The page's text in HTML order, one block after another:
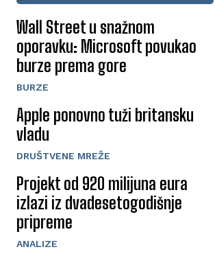
Wall Street u snažnom
oporavku: Microsoft povukao
burze prema gore
BURZE
Apple ponovno tuži britansku
vladu
DRUŠTVENE MREŽE
Projekt od 920 milijuna eura
izlazi iz dvadesetogodišnje
pripreme
ANALIZE